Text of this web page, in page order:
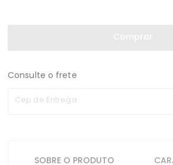
Consulte o frete
Cep de Entrega
SOBRE O PRODUTO